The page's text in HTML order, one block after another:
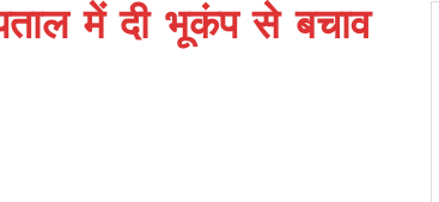
में दी भूकंप से बचाव